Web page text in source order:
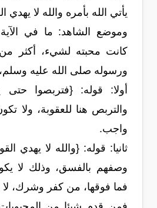
يأتي الله بأمره والله لا يهدي
وموضع الشاهد: ما في
كانت محبته لشيء، أكثر من
ورسوله صلى الله عليه
أولا: قوله: {فتربصوا حتى
والتربص هنا للعقوبة، ولا
واجب.
ثانيا: قوله: {والله لا يهدي
وصفهم بالفسق، وذلك لا
فما فوقها، من كفر وشرك،